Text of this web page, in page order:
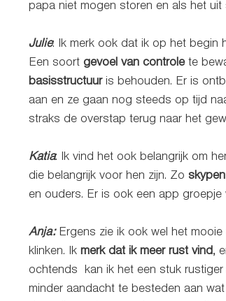
papa niet mogen storen en als het
Julie: Ik merk ook dat ik op het begin
Een soort gevoel van controle te
basisstructuur is behouden. Er is
aan en ze gaan nog steeds op tijd
straks de overstap terug naar het
Katia: Ik vind het ook belangrijk om
die belangrijk voor hen zijn. Zo skypen
en ouders. Er is ook een app
Anja: Ergens zie ik ook wel het
klinken. Ik merk dat ik meer rust vind,
ochtends  kan ik het een stuk
minder aandacht te besteden aan